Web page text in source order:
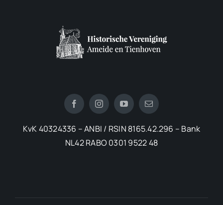
KvK 40324336 – ANBI / RSIN 8165.42.296 – Bank
NL42 RABO 0301 9522 48